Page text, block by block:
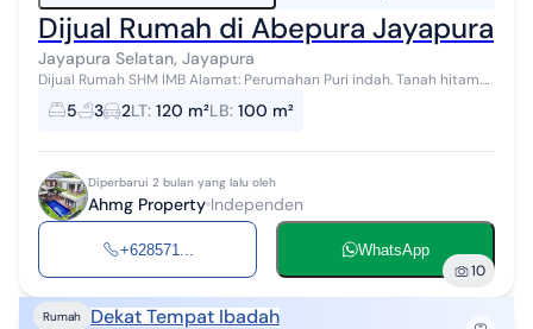
Dijual Rumah di Abepura Jayapura
Jayapura Selatan, Jayapura
Dijual Rumah SHM IMB Alamat: Perumahan Puri indah. Tanah hitam.
Jayapura. Luas Tanah 10 x 12 Luas Bangunan 10 x 10 Carport Atap
terbuka R. Tamu R...
5 3 2LT: 120 m²LB: 100 m²
Diperbarui 2 bulan yang lalu oleh
Ahmg Property Independen
+628571... WhatsApp
10
Rumah Dekat Tempat Ibadah